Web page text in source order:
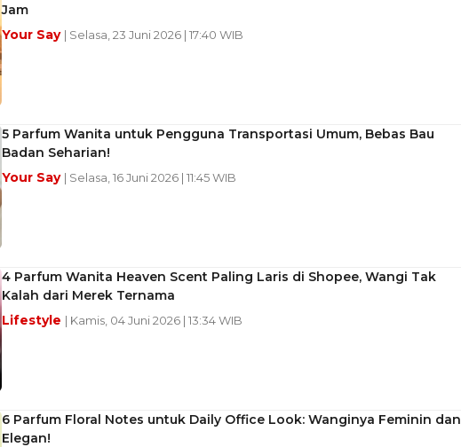
Jam
Your Say | Selasa, 23 Juni 2026 | 17:40 WIB
5 Parfum Wanita untuk Pengguna Transportasi Umum, Bebas Bau
Badan Seharian!
Your Say | Selasa, 16 Juni 2026 | 11:45 WIB
4 Parfum Wanita Heaven Scent Paling Laris di Shopee, Wangi Tak
Kalah dari Merek Ternama
Lifestyle | Kamis, 04 Juni 2026 | 13:34 WIB
6 Parfum Floral Notes untuk Daily Office Look: Wanginya Feminin dan
Elegan!